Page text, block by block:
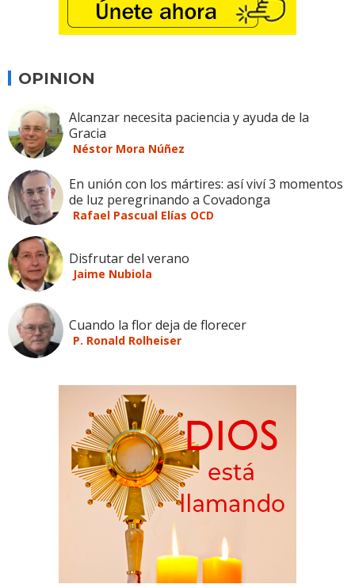
OPINION
Alcanzar necesita paciencia y ayuda de la
Gracia
Néstor Mora Núñez
En unión con los mártires: así viví 3 momentos
de luz peregrinando a Covadonga
Rafael Pascual Elías OCD
Disfrutar del verano
Jaime Nubiola
Cuando la flor deja de florecer
P. Ronald Rolheiser